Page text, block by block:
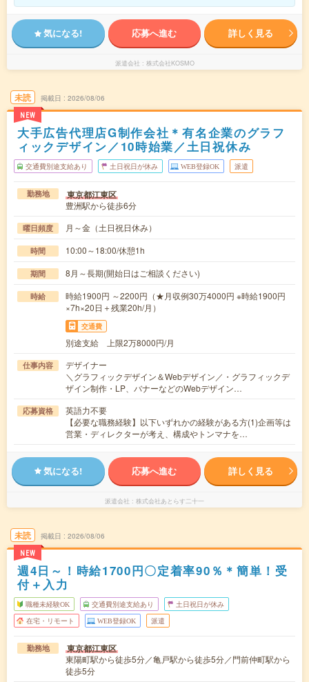
気になる! 応募へ進む 詳しく見る
派遣会社 株式会社KOSMO
未読
NEW
掲載日 2026/08/06
大手広告代理店G制作会社＊有名企業のグラフ
ィックデザイン／10時始業／土日祝休み
交通費別途支給あり 土日祝日が休み WEB登録OK 派遣
勤務地 東京都江東区
豊洲駅から徒歩6分
曜日頻度 月～金（土日祝日休み）
時間 10:00～18:00/休憩1h
期間 8月～長期(開始日はご相談ください)
時給
時給1900円 ～2200円（★月収例30万4000円 ※時給1900円
×7h×20日＋残業20h/月）
交通費
別途支給 上限2万8000円/月
仕事内容
デザイナー
＼グラフィックデザイン＆Webデザイン／・グラフィックデ
ザイン制作・LP、バナーなどのWebデザイン…
応募資格
英語力不要
【必要な職務経験】以下いずれかの経験がある方(1)企画等は
営業・ディレクターが考え、構成やトンマナを…
気になる! 応募へ進む 詳しく見る
派遣会社 株式会社あとらす二十一
未読
NEW
掲載日 2026/08/06
週4日～！時給1700円〇定着率90％＊簡単！受
付＋入力
職種未経験OK 交通費別途支給あり 土日祝日が休み
在宅・リモート WEB登録OK 派遣
勤務地 東京都江東区
東陽町駅から徒歩5分／亀戸駅から徒歩5分／門前仲町駅から
徒歩5分